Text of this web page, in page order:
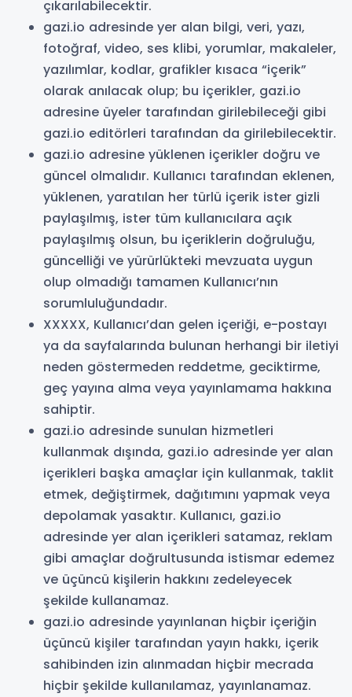
çıkarılabilecektir.
gazi.io adresinde yer alan bilgi, veri, yazı,
fotoğraf, video, ses klibi, yorumlar, makaleler,
yazılımlar, kodlar, grafikler kısaca “içerik”
olarak anılacak olup; bu içerikler, gazi.io
adresine üyeler tarafından girilebileceği gibi
gazi.io editörleri tarafından da girilebilecektir.
gazi.io adresine yüklenen içerikler doğru ve
güncel olmalıdır. Kullanıcı tarafından eklenen,
yüklenen, yaratılan her türlü içerik ister gizli
paylaşılmış, ister tüm kullanıcılara açık
paylaşılmış olsun, bu içeriklerin doğruluğu,
güncelliği ve yürürlükteki mevzuata uygun
olup olmadığı tamamen Kullanıcı’nın
sorumluluğundadır.
XXXXX, Kullanıcı’dan gelen içeriği, e-postayı
ya da sayfalarında bulunan herhangi bir iletiyi
neden göstermeden reddetme, geciktirme,
geç yayına alma veya yayınlamama hakkına
sahiptir.
gazi.io adresinde sunulan hizmetleri
kullanmak dışında, gazi.io adresinde yer alan
içerikleri başka amaçlar için kullanmak, taklit
etmek, değiştirmek, dağıtımını yapmak veya
depolamak yasaktır. Kullanıcı, gazi.io
adresinde yer alan içerikleri satamaz, reklam
gibi amaçlar doğrultusunda istismar edemez
ve üçüncü kişilerin hakkını zedeleyecek
şekilde kullanamaz.
gazi.io adresinde yayınlanan hiçbir içeriğin
üçüncü kişiler tarafından yayın hakkı, içerik
sahibinden izin alınmadan hiçbir mecrada
hiçbir şekilde kullanılamaz, yayınlanamaz.